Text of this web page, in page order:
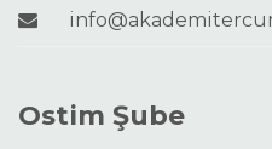
Ostim Şube